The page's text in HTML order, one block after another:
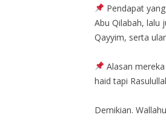
Pendapat
Abu Qilabah, lalu
Qayyim, serta
Alasan
haid tapi
Demikian.